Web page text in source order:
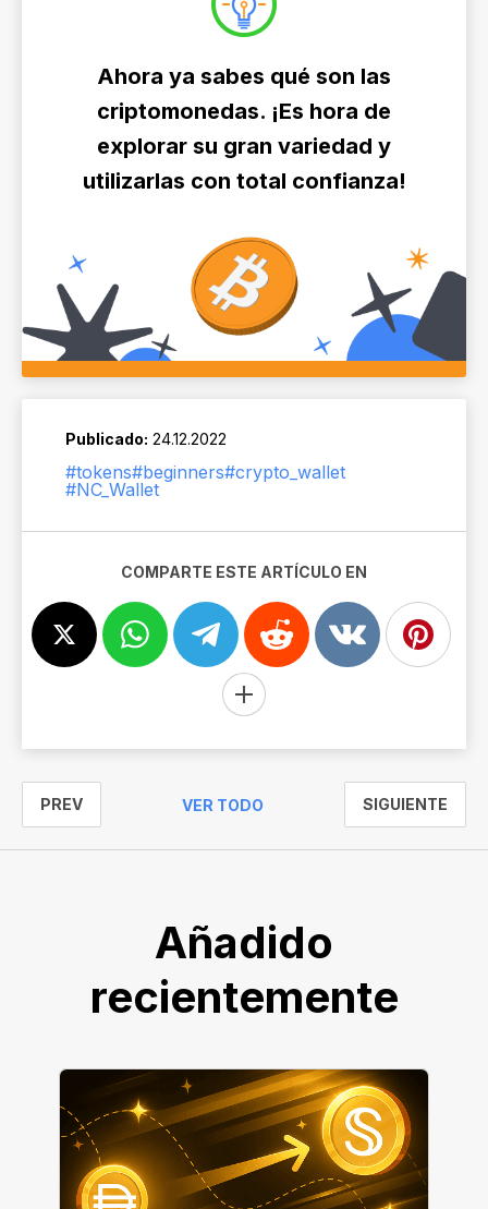
Ahora ya sabes qué son las
criptomonedas. ¡Es hora de
explorar su gran variedad y
utilizarlas con total confianza!
Publicado: 24.12.2022
#tokens#beginners#crypto_wallet
#NC_Wallet
COMPARTE ESTE ARTÍCULO EN
PREV VER TODO SIGUIENTE
Añadido
recientemente